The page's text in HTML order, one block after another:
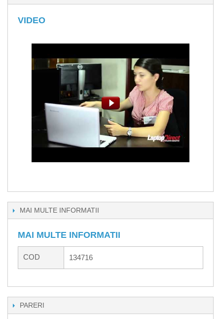
VIDEO
MAI MULTE INFORMATII
MAI MULTE INFORMATII
COD 134716
PARERI